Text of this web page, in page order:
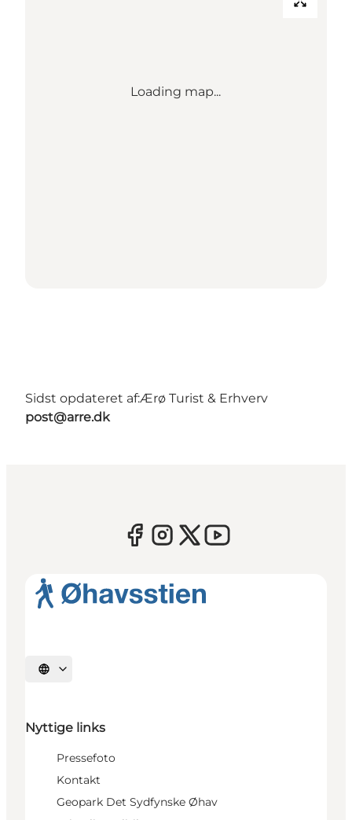
Loading map...
Sidst opdateret af:Ærø Turist & Erhverv
post@arre.dk
Vælg sprog
Nyttige links
Pressefoto
Kontakt
Geopark Det Sydfynske Øhav